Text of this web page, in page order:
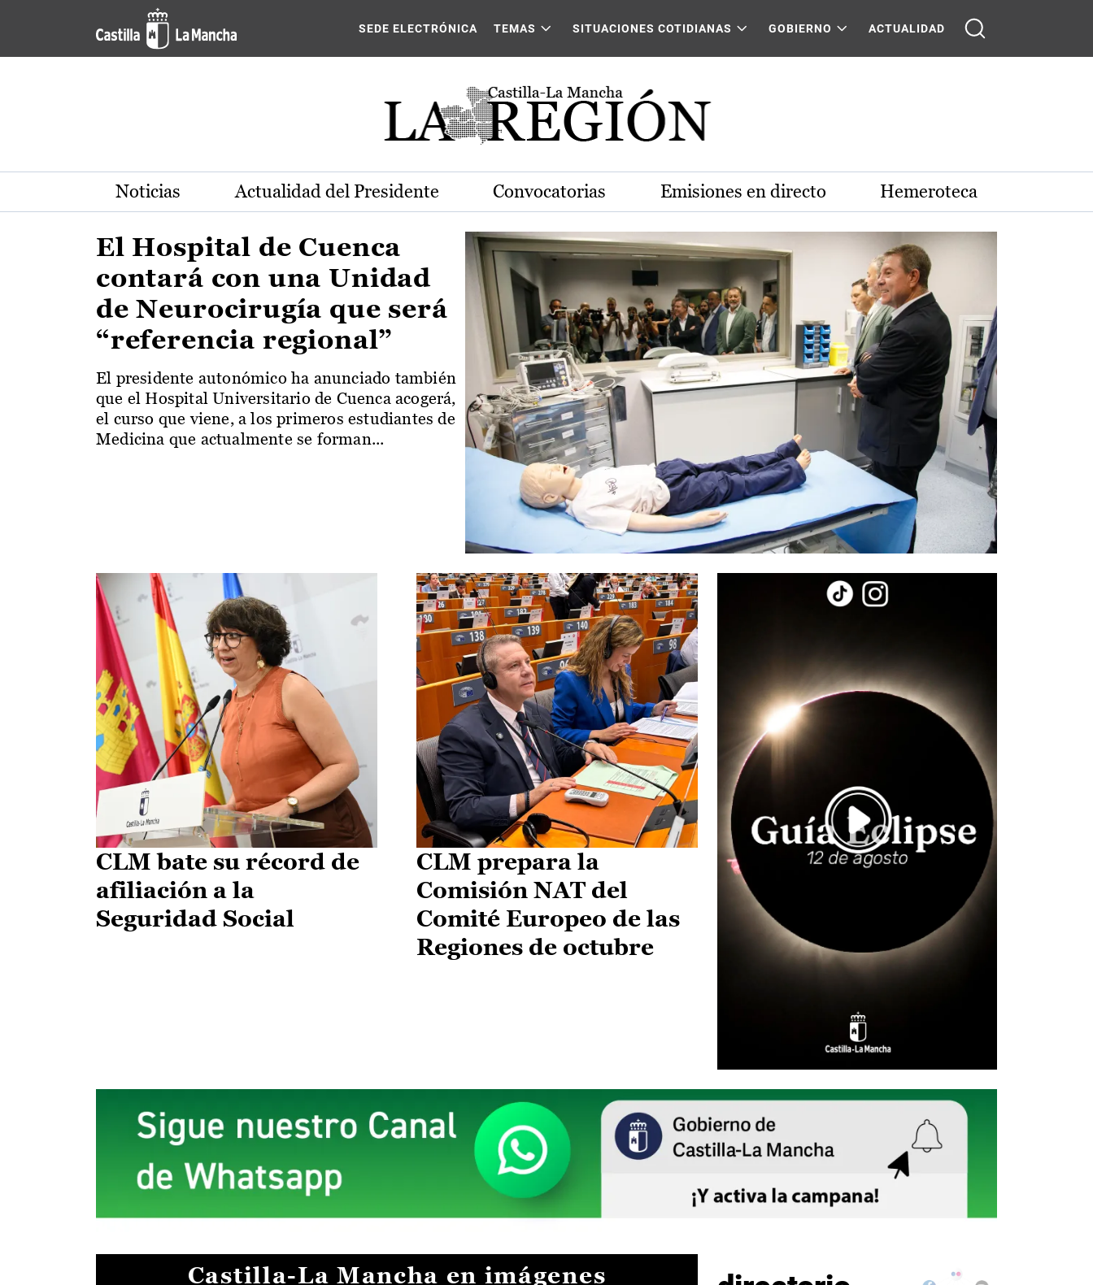
Pasar al contenido principal
Actualidad de la región de Castilla-La Mancha
SEDE ELECTRÓNICA TEMAS SITUACIONES COTIDIANAS GOBIERNO ACTUALIDAD
Noticias Actualidad del Presidente Convocatorias Emisiones en directo Hemeroteca
El Hospital de Cuenca
contará con una Unidad
de Neurocirugía que será
“referencia regional”
El presidente autonómico ha anunciado también
que el Hospital Universitario de Cuenca acogerá,
el curso que viene, a los primeros estudiantes de
Medicina que actualmente se forman...
CLM bate su récord de
afiliación a la
Seguridad Social
CLM prepara la
Comisión NAT del
Comité Europeo de las
Regiones de octubre
Castilla-La Mancha en imágenes